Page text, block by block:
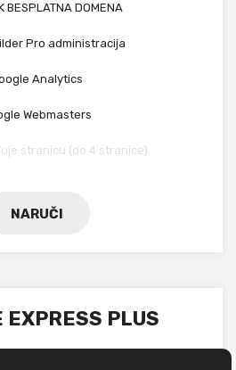
BESPLATNA DOMENA
Pro administracija
Analytics
Webmasters
stranicu (do 4 stranice)
NARUČI
EXPRESS PLUS